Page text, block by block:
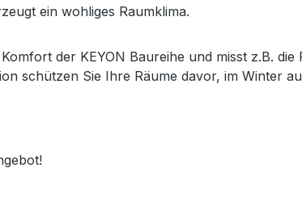
ein wohliges Raumklima.
der KEYON Baureihe und misst z.B.
schützen Sie Ihre Räume davor, im Winter